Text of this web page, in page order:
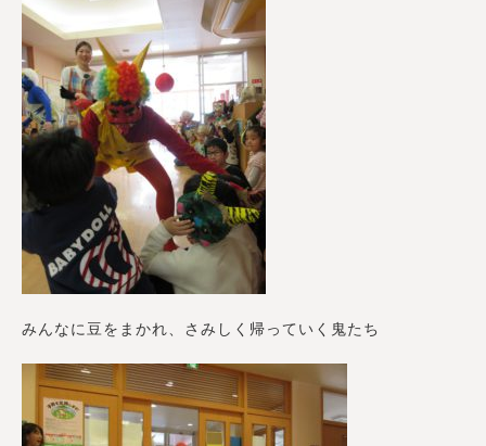
みんなに豆をまかれ、さみしく帰っていく鬼たち